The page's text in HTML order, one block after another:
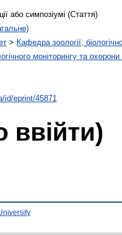
або симпозіумі (Стаття)
> Кафедра зоології,
моніторингу та
id/eprint/45871
ввійти)